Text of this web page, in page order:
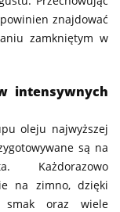
znajdować
zamkniętym w
intensywnych
oleju najwyższej
są na
Każdorazowo
na zimno, dzięki
smak oraz wiele